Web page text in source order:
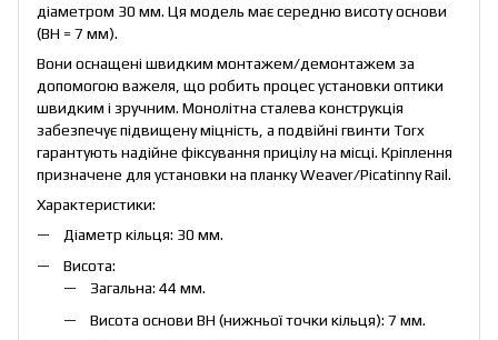
діаметром 30 мм. Ця модель має середню висоту основи
(ВН = 7 мм).
Вони оснащені швидким монтажем/демонтажем за
допомогою важеля, що робить процес установки оптики
швидким і зручним. Монолітна сталева конструкція
забезпечує підвищену міцність, а подвійні гвинти Torx
гарантують надійне фіксування прицілу на місці. Кріплення
призначене для установки на планку Weaver/Picatinny Rail.
Характеристики:
Діаметр кільця: 30 мм.
Висота:
Загальна: 44 мм.
Висота основи ВН (нижньої точки кільця): 7 мм.